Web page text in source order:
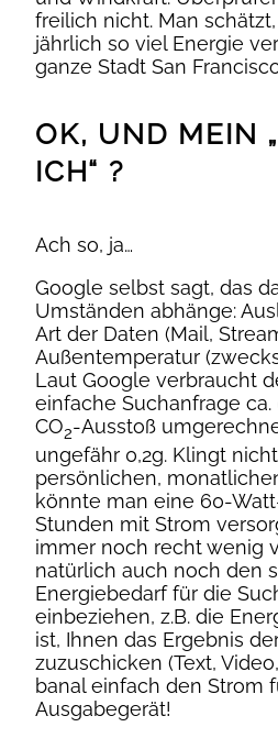
freilich nicht. Man
jährlich so viel Energie
ganze Stadt San
OK, UND MEIN
ICH“ ?
Ach so, ja…
Google selbst sagt, das
Umständen abhänge:
Art der Daten (Mail,
Außentemperatur
Laut Google verbraucht
einfache Suchanfrage ca.
CO2-Ausstoß
ungefähr 0,2g. Klingt
persönlichen,
könnte man eine 60-
Stunden mit Strom
immer noch recht wenig
natürlich auch noch den
Energiebedarf für die
einbeziehen, z.B. die
ist, Ihnen das Ergebnis
zuzuschicken (Text,
banal einfach den Strom
Ausgabegerät!